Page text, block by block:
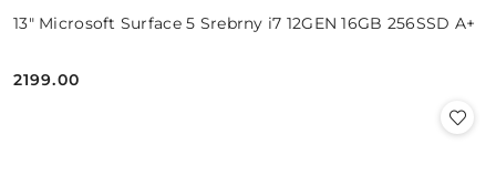
13" Microsoft Surface 5 Srebrny i7 12GEN 16GB 256SSD A+
Cena:
2199.00